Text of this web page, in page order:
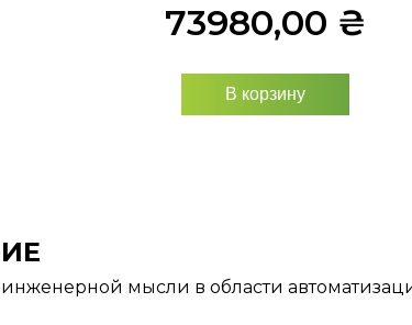
73980,00 ₴
В корзину
мысли в области